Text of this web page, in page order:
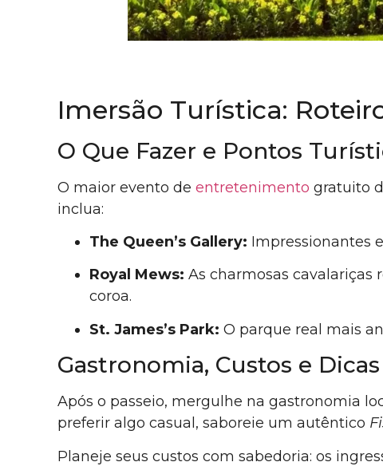
Imersão Turística:
O Que Fazer e Pontos
O maior evento de entretenimento gratuito
inclua:
The Queen’s Gallery: Impressionantes
Royal Mews: As charmosas cavalariças
coroa.
St. James’s Park: O parque real mais
Gastronomia, Custos e Dicas
Após o passeio, mergulhe na gastronomia
preferir algo casual, saboreie um autêntico
Planeje seus custos com sabedoria: os